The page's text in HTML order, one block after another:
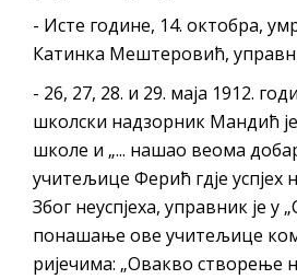
- Исте године, 14. октобра,
Катинка Мештеровић,
- 26, 27, 28. и 29. маја 1912.
школски надзорник Мандић
школе и „... нашао веома
учитељице Ферић гдје успјех
Због неуспјеха, управник је у
понашање ове учитељице
ријечима: „Овакво створење